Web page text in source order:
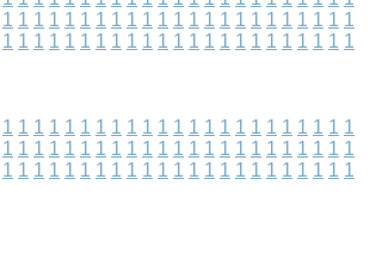
1 1 1 1 1 1 1 1 1 1 1 1 1 1 1 1 1 1 1 1 1 1 1
1 1 1 1 1 1 1 1 1 1 1 1 1 1 1 1 1 1 1 1 1 1 1
1 1 1 1 1 1 1 1 1 1 1 1 1 1 1 1 1 1 1 1 1 1 1
1 1 1 1 1 1 1 1 1 1 1 1 1 1 1 1 1 1 1 1 1 1 1
1 1 1 1 1 1 1 1 1 1 1 1 1 1 1 1 1 1 1 1 1 1 1